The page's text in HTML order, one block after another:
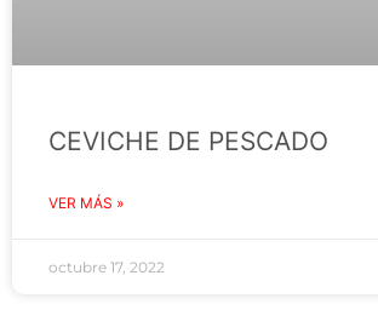
CEVICHE DE PESCADO
VER MÁS »
octubre 17, 2022